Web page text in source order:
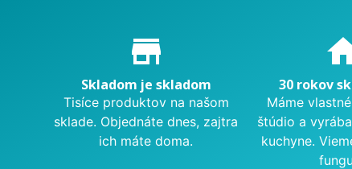
Proč nakupovat u nás?
store_mall_directory
Skladom je skladom
Tisíce produktov na našom
sklade. Objednáte dnes, zajtra
ich máte doma.
30 rokov
Máme
štúdio a
kuchyne.